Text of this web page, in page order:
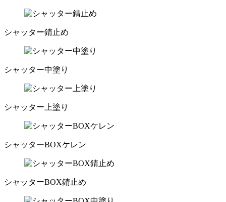
シャッター錆止め
シャッター中塗り
シャッター上塗り
シャッターBOXケレン
シャッターBOX錆止め